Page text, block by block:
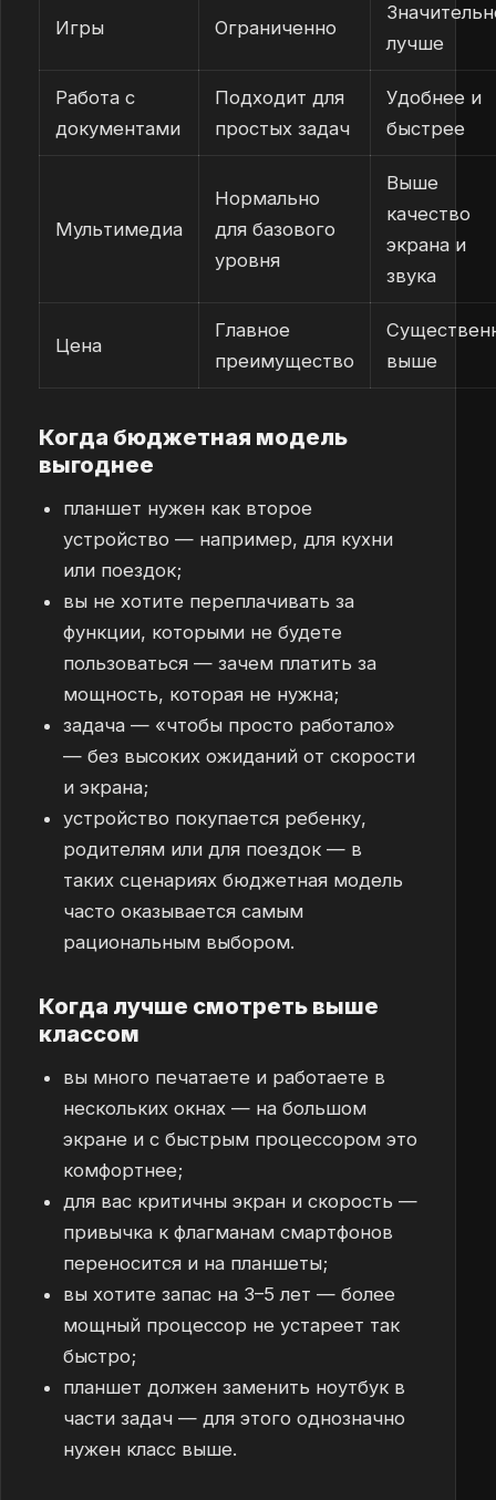
Игры Ограниченно
лучше
Работа с
документами
Подходит для
простых задач
Удобнее и
быстрее
Мультимедиа
Нормально
для базового
уровня
Выше
качество
экрана и
звука
Цена
Главное
преимущество
выше
Когда бюджетная модель
выгоднее
планшет нужен как второе
устройство — например, для кухни
или поездок;
вы не хотите переплачивать за
функции, которыми не будете
пользоваться — зачем платить за
мощность, которая не нужна;
задача — «чтобы просто работало»
— без высоких ожиданий от скорости
и экрана;
устройство покупается ребенку,
родителям или для поездок — в
таких сценариях бюджетная модель
часто оказывается самым
рациональным выбором.
Когда лучше смотреть выше
классом
вы много печатаете и работаете в
нескольких окнах — на большом
экране и с быстрым процессором это
комфортнее;
для вас критичны экран и скорость —
привычка к флагманам смартфонов
переносится и на планшеты;
вы хотите запас на 3–5 лет — более
мощный процессор не устареет так
быстро;
планшет должен заменить ноутбук в
части задач — для этого однозначно
нужен класс выше.